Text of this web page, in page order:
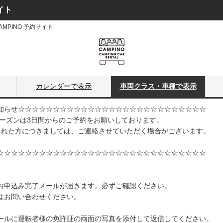
ト
予約サイト
カレンダーで表示 車両クラス・車種で表示
なお知らせ☆☆☆☆☆☆☆☆☆☆☆☆☆☆☆☆☆☆☆☆☆☆☆☆☆☆☆
ズンは3日間からのご予約をお願いしております。
た方につきましては、ご連絡させていただく場合がございます。
込み完了メールが届きます。必ずご確認ください。
問い合わせください。
に運転者様の免許証の両面の写真を添付して返信してください。